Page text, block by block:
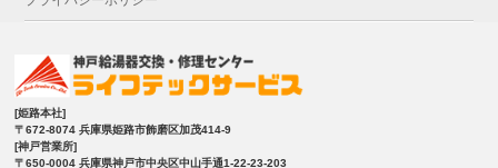
[姫路本社]
〒672-8074 兵庫県姫路市飾磨区加茂414-9
[神戸営業所]
〒650-0004 兵庫県神戸市中央区中山手通1-22-23-203